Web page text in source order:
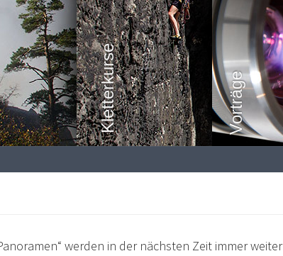
Kletterkurse Vorträge
werden in der nächsten Zeit immer weiter